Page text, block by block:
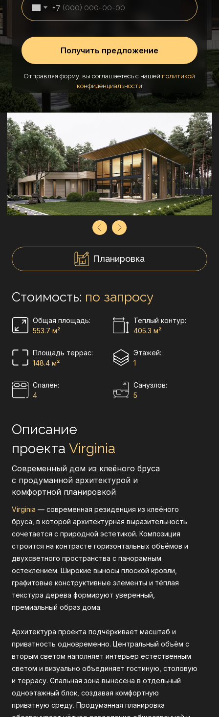
+7
Получить предложение
Отправляя форму, вы соглашаетесь с нашей политикой
конфиденциальности
Планировка
Общая площадь:
553.7 м²
Теплый контур:
405.3 м²
Площадь террас:
148.4 м²
Стоимость: по запросу
Этажей:
1
Cпален:
4
Санузлов:
5
Описание
проекта Virginia
Современный дом из клеёного бруса
с продуманной архитектурой и
комфортной планировкой
Virginia — современная резиденция из клеёного
бруса, в которой архитектурная выразительность
сочетается с природной эстетикой. Композиция
строится на контрасте горизонтальных объёмов и
двухсветного пространства с панорамным
остеклением. Широкие выносы плоской кровли,
графитовые конструктивные элементы и тёплая
текстура дерева формируют уверенный,
премиальный образ дома.
Архитектура проекта подчёркивает масштаб и
приватность одновременно. Центральный объём с
вторым светом наполняет интерьер естественным
светом и визуально объединяет гостиную, столовую
и террасу. Спальная зона вынесена в отдельный
одноэтажный блок, создавая комфортную
приватную среду. Продуманная планировка